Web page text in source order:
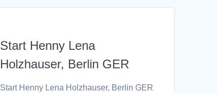
Start Henny Lena
Holzhauser, Berlin GER
Start Henny Lena Holzhauser, Berlin GER